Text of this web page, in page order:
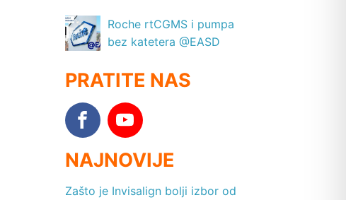
Roche rtCGMS i pumpa
bez katetera @EASD
PRATITE NAS
NAJNOVIJE
Zašto je Invisalign bolji izbor od